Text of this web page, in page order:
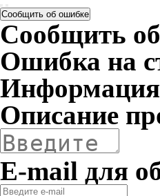
Сообщить об ошибке
Сообщить
Ошибка на
Информация,
Описание
E-mail для